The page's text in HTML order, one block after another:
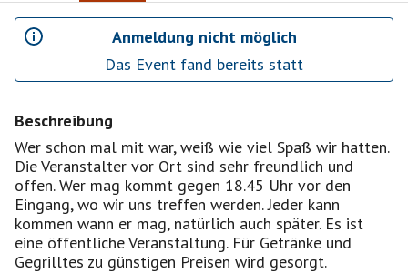
Anmeldung nicht möglich
Das Event fand bereits statt
Beschreibung
Wer schon mal mit war, weiß wie viel Spaß wir hatten.
Die Veranstalter vor Ort sind sehr freundlich und
offen. Wer mag kommt gegen 18.45 Uhr vor den
Eingang, wo wir uns treffen werden. Jeder kann
kommen wann er mag, natürlich auch später. Es ist
eine öffentliche Veranstaltung. Für Getränke und
Gegrilltes zu günstigen Preisen wird gesorgt.